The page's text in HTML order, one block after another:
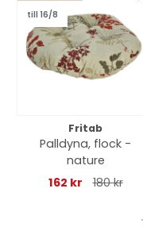
till 16/8
Fritab
Palldyna, flock -
nature
162 kr
180 kr